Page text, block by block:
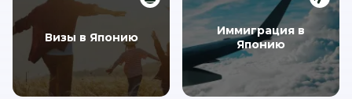
Визы в Японию
Иммиграция в
Японию